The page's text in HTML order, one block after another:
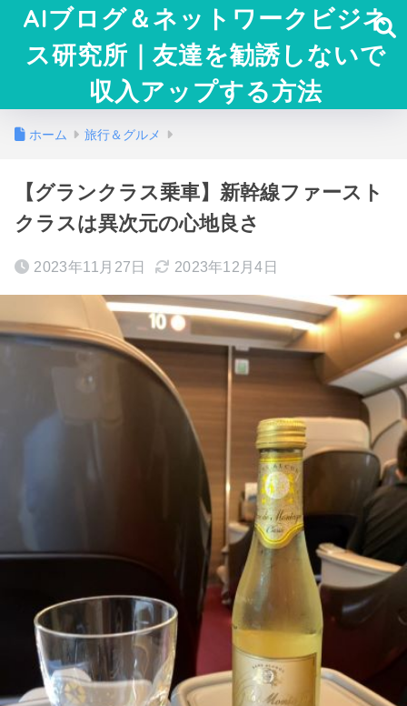
AIブログ＆ネットワークビジネ
ス研究所｜友達を勧誘しないで
収入アップする方法
ホーム 旅行＆グルメ
【グランクラス乗車】新幹線ファースト
クラスは異次元の心地良さ
2023年11月27日 2023年12月4日